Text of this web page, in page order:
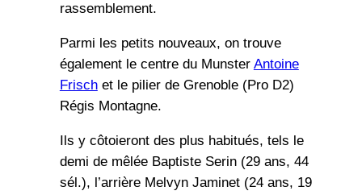
rassemblement.
Parmi les petits nouveaux, on trouve
également le centre du Munster Antoine
Frischet le pilier de Grenoble (Pro D2)
Régis Montagne.
Ils y côtoieront des plus habitués, tels le
demi de mêlée Baptiste Serin (29 ans, 44
sél.), l’arrière Melvyn Jaminet (24 ans, 19